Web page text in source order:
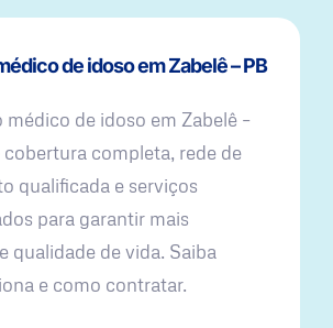
de idoso em Zabelê – PB
médico de idoso em Zabelê –
cobertura completa, rede de
qualificada e serviços
para garantir mais
qualidade de vida. Saiba
e como contratar.